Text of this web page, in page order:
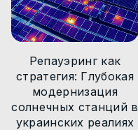
Новини
Репауэринг как
стратегия: Глубокая
модернизация
солнечных станций в
украинских реалиях